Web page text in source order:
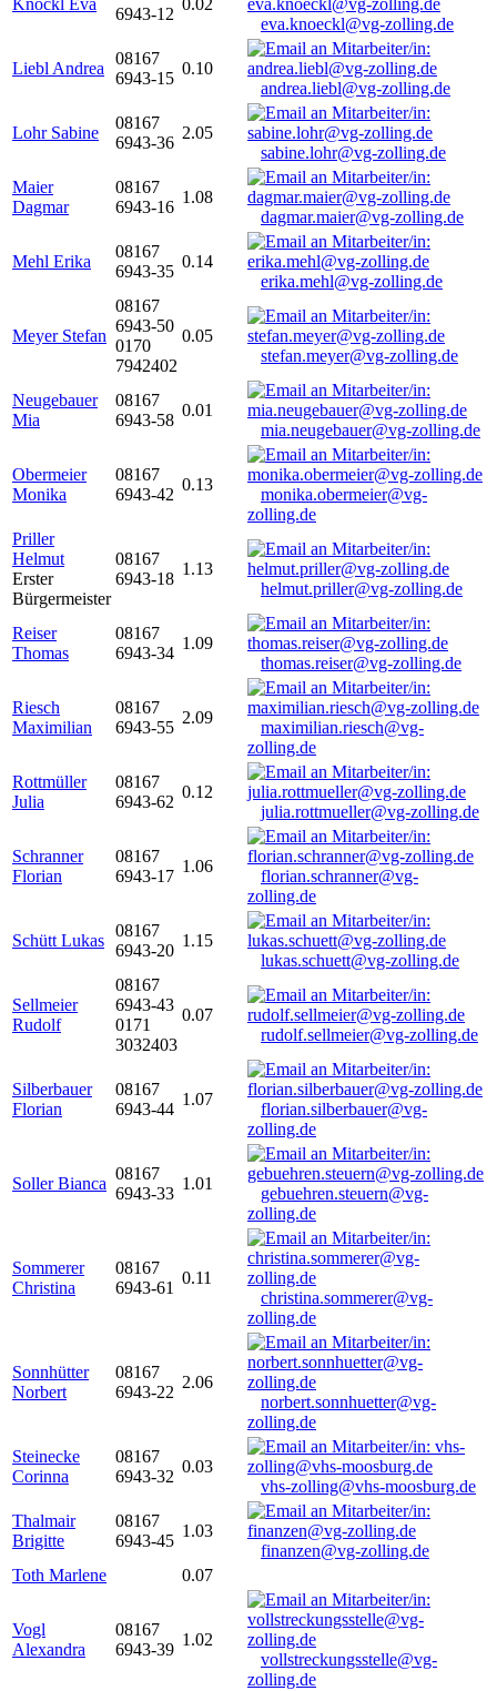
Knöckl Eva
6943-12
0.02
eva.knoeckl@vg-zolling.de
Liebl Andrea
08167
6943-15
0.10
andrea.liebl@vg-zolling.de
Lohr Sabine
08167
6943-36
2.05
sabine.lohr@vg-zolling.de
Maier
Dagmar
08167
6943-16
1.08
dagmar.maier@vg-zolling.de
Mehl Erika
08167
6943-35
0.14
erika.mehl@vg-zolling.de
Meyer Stefan
08167
6943-50
0170
7942402
0.05
stefan.meyer@vg-zolling.de
Neugebauer
Mia
08167
6943-58
0.01
mia.neugebauer@vg-zolling.de
Obermeier
Monika
08167
6943-42
0.13
monika.obermeier@vg-
zolling.de
Priller
Helmut
Erster
Bürgermeister
08167
6943-18
1.13
helmut.priller@vg-zolling.de
Reiser
Thomas
08167
6943-34
1.09
thomas.reiser@vg-zolling.de
Riesch
Maximilian
08167
6943-55
2.09
maximilian.riesch@vg-
zolling.de
Rottmüller
Julia
08167
6943-62
0.12
julia.rottmueller@vg-zolling.de
Schranner
Florian
08167
6943-17
1.06
florian.schranner@vg-
zolling.de
Schütt Lukas
08167
6943-20
1.15
lukas.schuett@vg-zolling.de
Sellmeier
Rudolf
08167
6943-43
0171
3032403
0.07
rudolf.sellmeier@vg-zolling.de
Silberbauer
Florian
08167
6943-44
1.07
florian.silberbauer@vg-
zolling.de
Soller Bianca
08167
6943-33
1.01
gebuehren.steuern@vg-
zolling.de
Sommerer
Christina
08167
6943-61
0.11
christina.sommerer@vg-
zolling.de
Sonnhütter
Norbert
08167
6943-22
2.06
norbert.sonnhuetter@vg-
zolling.de
Steinecke
Corinna
08167
6943-32
0.03
vhs-zolling@vhs-moosburg.de
Thalmair
Brigitte
08167
6943-45
1.03
finanzen@vg-zolling.de
Toth Marlene
0.07
Vogl
Alexandra
08167
6943-39
1.02
vollstreckungsstelle@vg-
zolling.de